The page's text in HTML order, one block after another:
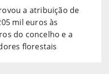
a atribuição de
mil euros às
do concelho e a
florestais